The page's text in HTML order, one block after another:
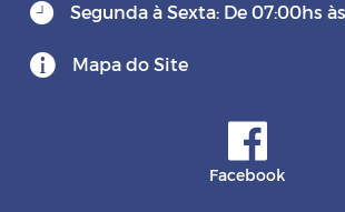
Segunda à Sexta: De 07:00hs
Mapa do Site
Facebook